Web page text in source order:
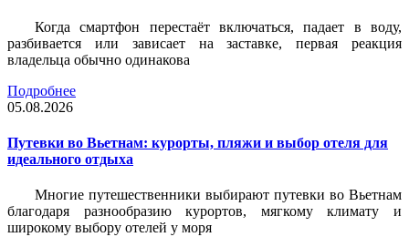
Когда смартфон перестаёт включаться, падает в воду,
разбивается или зависает на заставке, первая реакция
владельца обычно одинакова
Подробнее
05.08.2026
Путевки во Вьетнам: курорты, пляжи и выбор отеля для
идеального отдыха
Многие путешественники выбирают путевки во Вьетнам
благодаря разнообразию курортов, мягкому климату и
широкому выбору отелей у моря